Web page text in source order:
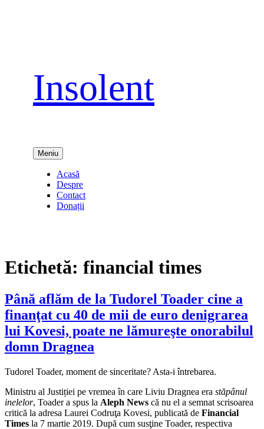
Insolent
Meniu
Acasă
Despre
Contact
Donații
Etichetă: financial times
Până aflăm de la Tudorel Toader cine a
finanţat cu 40 de mii de euro denigrarea
lui Kovesi, poate ne lămureşte onorabilul
domn Dragnea
Tudorel Toader, moment de sinceritate? Asta-i întrebarea.
Ministru al Justiției pe vremea în care Liviu Dragnea era stăpânul
inelelor, Toader a spus la Aleph News că nu el a semnat scrisoarea
critică la adresa Laurei Codruţa Kovesi, publicată de Financial
Times la 7 martie 2019. După cum susţine Toader, respectiva